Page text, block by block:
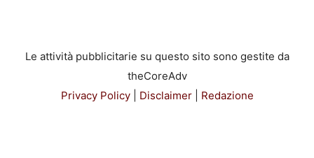
Le attività pubblicitarie su questo sito sono gestite da
theCoreAdv
Privacy Policy| Disclaimer| Redazione